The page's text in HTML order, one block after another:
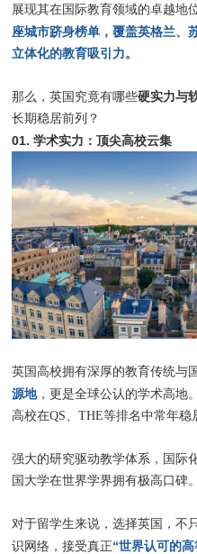
展现其在国际教育领域的卓越地
座城市跻身榜单，覆盖英格兰、
立体化的教育吸引力。
那么，英国究竟有哪些硬实力与
长期稳居前列？
01. 学术实力：顶尖高校云集
英国高校拥有深厚的教育传统与
源地，更是全球公认的学术高地
高校在QS、THE等排名中常年稳
强大的研究驱动教学体系，国际
国大学在世界学界拥有极高口碑。
对于留学生来说，选择英国，不
识网络，接受真正“世界认可的高